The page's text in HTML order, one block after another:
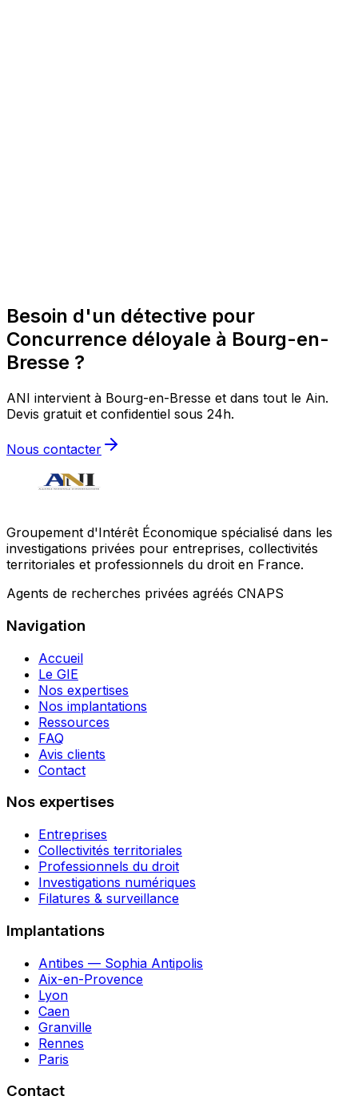
Besoin d'un détective pour
Concurrence déloyale à Bourg-en-
Bresse ?
ANI intervient à Bourg-en-Bresse et dans tout le Ain.
Devis gratuit et confidentiel sous 24h.
Nous contacter
Groupement d'Intérêt Économique spécialisé dans les
investigations privées pour entreprises, collectivités
territoriales et professionnels du droit en France.
Agents de recherches privées agréés CNAPS
Navigation
Accueil
Le GIE
Nos expertises
Nos implantations
Ressources
FAQ
Avis clients
Contact
Nos expertises
Entreprises
Collectivités territoriales
Professionnels du droit
Investigations numériques
Filatures & surveillance
Implantations
Antibes — Sophia Antipolis
Aix-en-Provence
Lyon
Caen
Granville
Rennes
Paris
Contact